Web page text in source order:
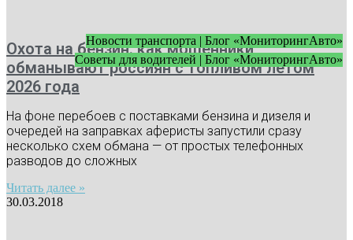
Новости транспорта | Блог «МониторингАвто»
Советы для водителей | Блог «МониторингАвто»
Охота на бензин: как мошенники
обманывают россиян с топливом летом
2026 года
На фоне перебоев с поставками бензина и дизеля и
очередей на заправках аферисты запустили сразу
несколько схем обмана — от простых телефонных
разводов до сложных
Читать далее »
30.03.2018